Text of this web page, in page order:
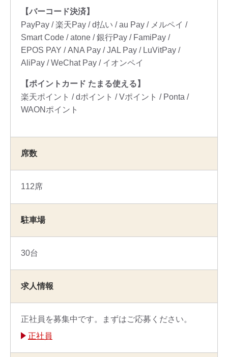
【バーコード決済】
PayPay
楽天Pay d払い au Pay
メルペイ
Smart Code
atone 銀行Pay
FamiPay
EPOS PAY
ANA Pay JAL Pay
LuVitPay
AliPay
WeChat Pay イオンペイ
【ポイントカード たまる使える】
楽天ポイント
dポイント Vポイント
Ponta
WAONポイント
席数
112席
駐車場
30台
求人情報
正社員を募集中です。まずはご応募ください。
正社員